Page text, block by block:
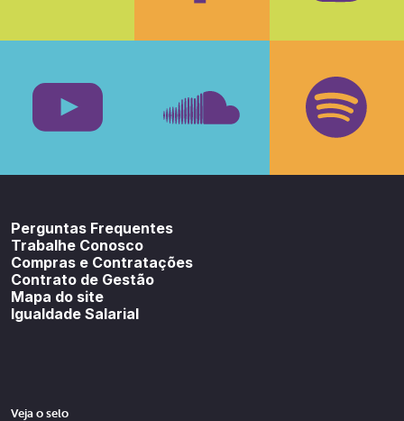
Facebook
Perguntas Frequentes
Trabalhe Conosco
Compras e Contratações
Contrato de Gestão
Mapa do site
Igualdade Salarial
Veja o selo